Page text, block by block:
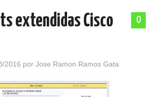
0
extendidas Cisco
2016 porJose Ramon Ramos Gata